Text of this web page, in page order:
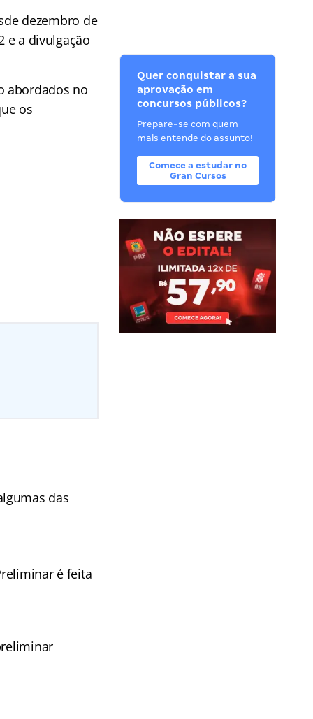
dezembro de
e a divulgação
abordados no
os
das
é feita
Quer conquistar a sua
aprovação em
concursos públicos?
Prepare-se com quem
mais entende do assunto!
Comece a estudar no
Gran Cursos